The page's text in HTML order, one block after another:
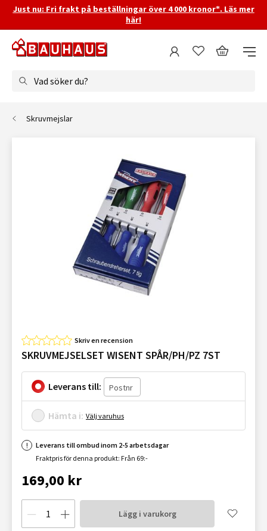
Just nu: Fri frakt på beställningar över 4 000 kronor*. Läs mer
här!
Vad söker du?
Skruvmejslar
Skriv en recension
SKRUVMEJSELSET WISENT SPÅR/PH/PZ 7ST
Leverans till:
Hämta i: Välj varuhus
Leverans till ombud inom 2-5 arbetsdagar
Fraktpris för denna produkt: Från 69:-
169,00 kr
Lägg i varukorg